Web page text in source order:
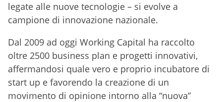
legate alle nuove tecnologie – si evolve a
campione di innovazione nazionale.
Dal 2009 ad oggi Working Capital ha raccolto
oltre 2500 business plan e progetti innovativi,
affermandosi quale vero e proprio incubatore di
start up e favorendo la creazione di un
movimento di opinione intorno alla “nuova”